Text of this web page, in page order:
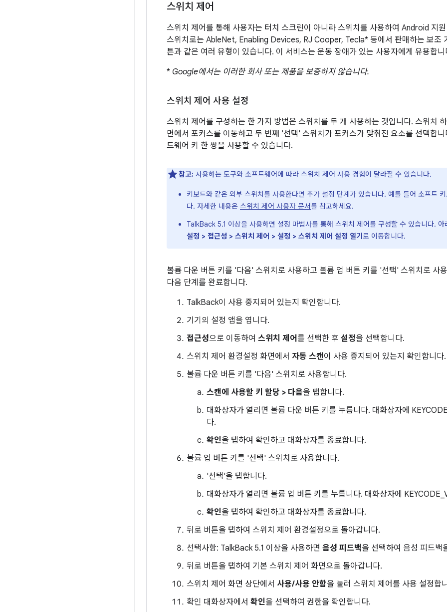
스위치 제어
스위치 제어를 통해 사용자는 터치 스크린이 아니라 스위치를 사용하여 Android 지
스위치로는 AbleNet, Enabling Devices, RJ Cooper, Tecla* 등에서 판매하는 보조
튼과 같은 여러 유형이 있습니다. 이 서비스는 운동 장애가 있는 사용자에게 유용합니
* Google에서는 이러한 회사 또는 제품을 보증하지 않습니다.
스위치 제어 사용 설정
스위치 제어를 구성하는 한 가지 방법은 스위치를 두 개 사용하는 것입니다. 스위치
면에서 포커스를 이동하고 두 번째 '선택' 스위치가 포커스가 맞춰진 요소를 선택합
드웨어 키 한 쌍을 사용할 수 있습니다.
참고: 사용하는 도구와 소프트웨어에 따라 스위치 제어 사용 경험이 달라질 수 있습니다.
키보드와 같은 외부 스위치를 사용한다면 추가 설정 단계가 있습니다. 예를 들어 소프트
다. 자세한 내용은 스위치 제어 사용자 문서를 참고하세요.
TalkBack 5.1 이상을 사용하면 설정 마법사를 통해 스위치 제어를 구성할 수 있습니다.
설정 > 접근성 > 스위치 제어 > 설정 > 스위치 제어 설정 열기 로 이동합니다.
볼륨 다운 버튼 키를 '다음' 스위치로 사용하고 볼륨 업 버튼 키를 '선택' 스위치로 사
다음 단계를 완료합니다.
TalkBack이 사용 중지되어 있는지 확인합니다.
기기의 설정 앱을 엽니다.
접근성으로 이동하여 스위치 제어 를 선택한 후 설정을 선택합니다.
스위치 제어 환경설정 화면에서 자동 스캔이 사용 중지되어 있는지 확인합니다.
볼륨 다운 버튼 키를 '다음' 스위치로 사용합니다.
스캔에 사용할 키 할당 > 다음을 탭합니다.
대화상자가 열리면 볼륨 다운 버튼 키를 누릅니다. 대화상자에
다.
확인을 탭하여 확인하고 대화상자를 종료합니다.
볼륨 업 버튼 키를 '선택' 스위치로 사용합니다.
'선택'을 탭합니다.
대화상자가 열리면 볼륨 업 버튼 키를 누릅니다. 대화상자에
확인을 탭하여 확인하고 대화상자를 종료합니다.
뒤로 버튼을 탭하여 스위치 제어 환경설정으로 돌아갑니다.
선택사항: TalkBack 5.1 이상을 사용하면 음성 피드백을 선택하여 음성 피드백
뒤로 버튼을 탭하여 기본 스위치 제어 화면으로 돌아갑니다.
스위치 제어 화면 상단에서 사용/사용 안함을 눌러 스위치 제어를 사용 설정합
확인 대화상자에서 확인을 선택하여 권한을 확인합니다.